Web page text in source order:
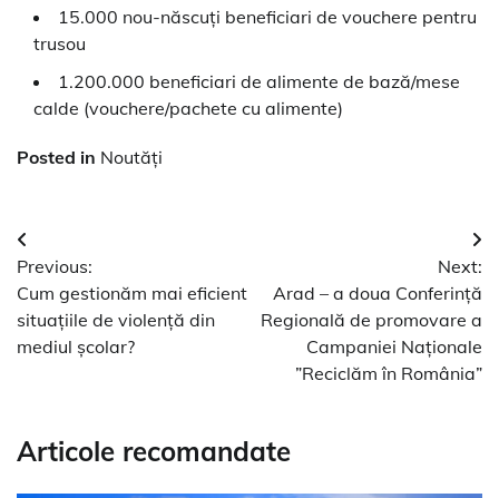
15.000 nou-născuți beneficiari de vouchere pentru
trusou
1.200.000 beneficiari de alimente de bază/mese
calde (vouchere/pachete cu alimente)
Posted in Noutăți
Navigare
în
articole
Previous:
Cum gestionăm mai eficient
situațiile de violență din
mediul școlar?
Next:
Arad – a doua Conferință
Regională de promovare a
Campaniei Naționale
”Reciclăm în România”
Articole recomandate